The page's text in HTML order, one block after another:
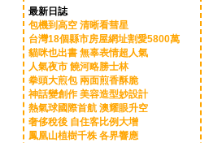
最新日誌
包機到高空 清晰看彗星
台灣18個縣市房屋網址割愛5800萬
貓咪也出書 無辜表情超人氣
人氣夜市 饒河略勝士林
拳頭大煎包 兩面煎香酥脆
神話變創作 美容造型妙設計
熱氣球國際首航 澳耀眼升空
奢侈稅後 自住客比例大增
鳳凰山植樹千株 各界響應